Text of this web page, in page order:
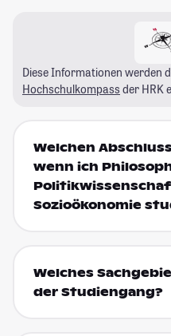
Diese Informationen werden
Hochschulkompass der HRK
Welchen
wenn ich
Sozioökonomie
Welches
der Studiengang?